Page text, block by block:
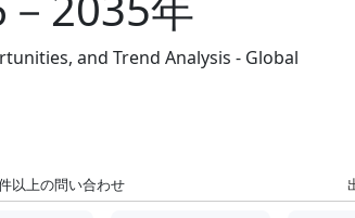
and Trend Analysis - Global
以上の問い合わせ